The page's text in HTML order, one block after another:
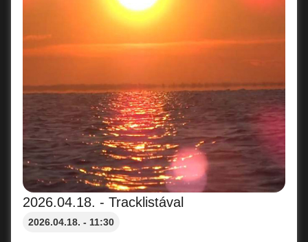
2026.04.18. - Tracklistával
2026.04.18. - 11:30